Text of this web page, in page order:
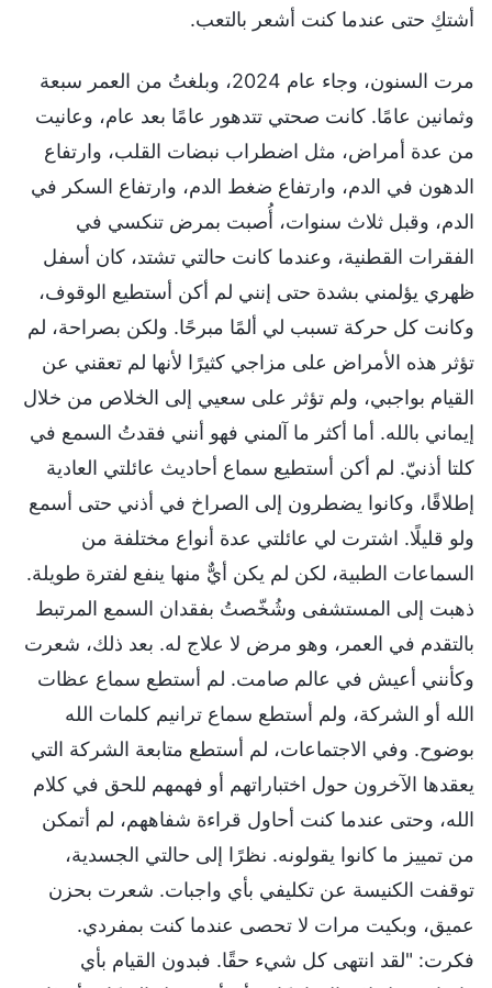
أشتكِ حتى عندما كنت أشعر بالتعب.
مرت السنون، وجاء عام 2024، وبلغتُ من العمر سبعة
وثمانين عامًا. كانت صحتي تتدهور عامًا بعد عام، وعانيت
من عدة أمراض، مثل اضطراب نبضات القلب، وارتفاع
الدهون في الدم، وارتفاع ضغط الدم، وارتفاع السكر في
الدم، وقبل ثلاث سنوات، أُصبت بمرض تنكسي في
الفقرات القطنية، وعندما كانت حالتي تشتد، كان أسفل
ظهري يؤلمني بشدة حتى إنني لم أكن أستطيع الوقوف،
وكانت كل حركة تسبب لي ألمًا مبرحًا. ولكن بصراحة، لم
تؤثر هذه الأمراض على مزاجي كثيرًا لأنها لم تعقني عن
القيام بواجبي، ولم تؤثر على سعيي إلى الخلاص من خلال
إيماني بالله. أما أكثر ما آلمني فهو أنني فقدتُ السمع في
كلتا أذنيّ. لم أكن أستطيع سماع أحاديث عائلتي العادية
إطلاقًا، وكانوا يضطرون إلى الصراخ في أذني حتى أسمع
ولو قليلًا. اشترت لي عائلتي عدة أنواع مختلفة من
السماعات الطبية، لكن لم يكن أيٌّ منها ينفع لفترة طويلة.
ذهبت إلى المستشفى وشُخّصتُ بفقدان السمع المرتبط
بالتقدم في العمر، وهو مرض لا علاج له. بعد ذلك، شعرت
وكأنني أعيش في عالم صامت. لم أستطع سماع عظات
الله أو الشركة، ولم أستطع سماع ترانيم كلمات الله
بوضوح. وفي الاجتماعات، لم أستطع متابعة الشركة التي
يعقدها الآخرون حول اختباراتهم أو فهمهم للحق في كلام
الله، وحتى عندما كنت أحاول قراءة شفاههم، لم أتمكن
من تمييز ما كانوا يقولونه. نظرًا إلى حالتي الجسدية،
توقفت الكنيسة عن تكليفي بأي واجبات. شعرت بحزن
عميق، وبكيت مرات لا تحصى عندما كنت بمفردي.
فكرت: "لقد انتهى كل شيء حقًا. فبدون القيام بأي